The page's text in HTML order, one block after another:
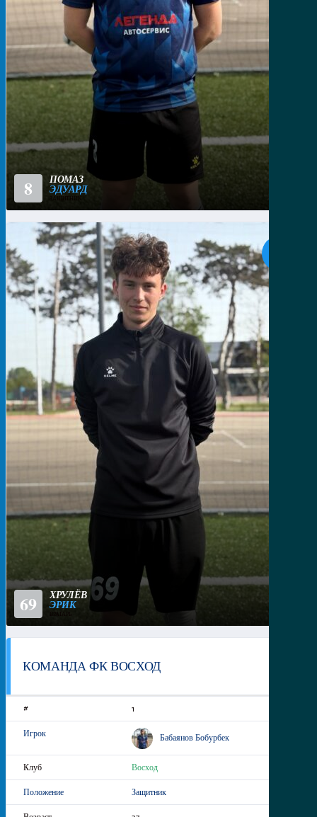
8 ПОМАЗ
ЭДУАРД
ЗАЩИТНИК
69 ХРУЛЁВ
ЭРИК
ВРАТАРЬ
КОМАНДА ФК ВОСХОД
1
Бабаянов Бобурбек
Восход
Защитник